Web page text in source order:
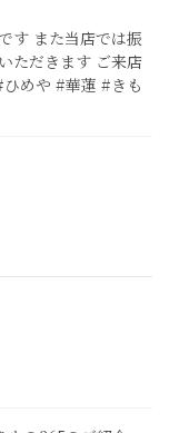
す また当店では振
ただきます ご来店
めや #華蓮 #きも